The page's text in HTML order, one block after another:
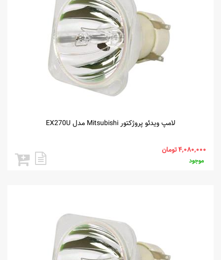
لامپ ویدئو پروژکتور Mitsubishi مدل EX270U
موجود